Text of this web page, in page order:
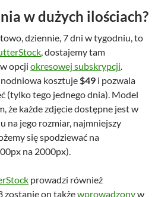
dziennie, 7 dni w tygodniu, to
opcjiokresowej subskrypcji.
kosztuje$49i pozwala
(tylko tego jednego dnia). Model
że każde zdjęcie dostępne jest w
na jego rozmiar, najmniejszy
się spodziewać na
na 2000px).
prowadzi również